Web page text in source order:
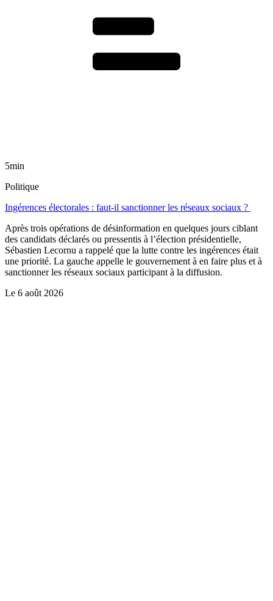
5min
Politique
Ingérences électorales : faut-il sanctionner les réseaux sociaux ?
Après trois opérations de désinformation en quelques jours ciblant
des candidats déclarés ou pressentis à l’élection présidentielle,
Sébastien Lecornu a rappelé que la lutte contre les ingérences était
une priorité. La gauche appelle le gouvernement à en faire plus et à
sanctionner les réseaux sociaux participant à la diffusion.
Le 6 août 2026